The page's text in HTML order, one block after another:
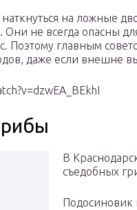
на ложные
не всегда опасны
Поэтому главным
даже если внешне
В
съедобных
Подосиновик